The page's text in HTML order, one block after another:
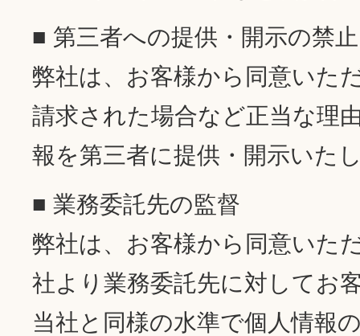
■ 第三者への提供・開示の禁止
弊社は、お客様から同意いた
請求された場合など正当な理
報を第三者に提供・開示いた
■ 業務委託先の監督
弊社は、お客様から同意いた
社より業務委託先に対してお
当社と同様の水準で個人情報